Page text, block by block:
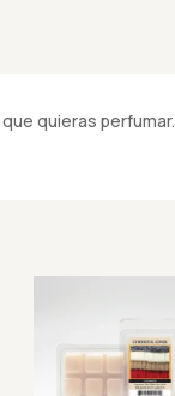
quieras perfumar.